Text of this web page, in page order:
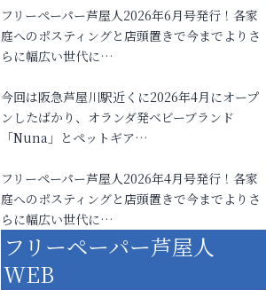
フリーペーパー芦屋人2026年6月号発行！各家
庭へのポスティングと店頭置きで今までよりさ
らに幅広い世代に…
今回は阪急芦屋川駅近くに2026年4月にオープ
ンしたばかり、オランダ発ベビーブランド
「Nuna」とペットギア…
フリーペーパー芦屋人2026年4月号発行！各家
庭へのポスティングと店頭置きで今までよりさ
らに幅広い世代に…
フリーペーパー芦屋人
WEB